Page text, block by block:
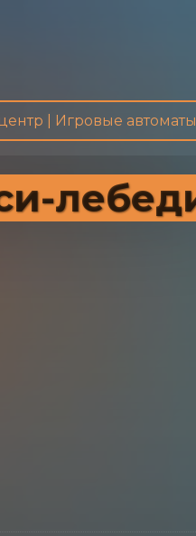
| Игровые автоматы